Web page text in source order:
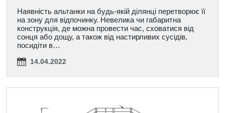
Наявність альтанки на будь-якій ділянці перетворює її
на зону для відпочинку. Невелика чи габаритна
конструкція, де можна провести час, сховатися від
сонця або дощу, а також від настирливих сусідів,
посидіти в…
14.04.2022